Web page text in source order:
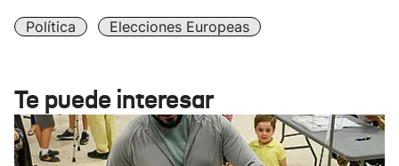
Política Elecciones Europeas
Te puede interesar